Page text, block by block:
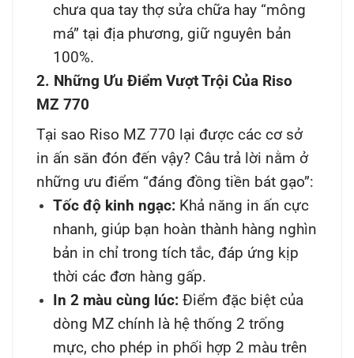
chưa qua tay thợ sửa chữa hay “mông
má” tại địa phương, giữ nguyên bản
100%.
2. Những Ưu Điểm Vượt Trội Của Riso
MZ 770
Tại sao Riso MZ 770 lại được các cơ sở
in ấn săn đón đến vậy? Câu trả lời nằm ở
những ưu điểm “đáng đồng tiền bát gạo”:
Tốc độ kinh ngạc: Khả năng in ấn cực
nhanh, giúp bạn hoàn thành hàng nghìn
bản in chỉ trong tích tắc, đáp ứng kịp
thời các đơn hàng gấp.
In 2 màu cùng lúc: Điểm đặc biệt của
dòng MZ chính là hệ thống 2 trống
mực, cho phép in phối hợp 2 màu trên